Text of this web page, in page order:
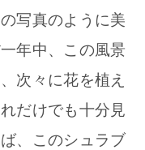
写真のように美
年中、この風景
次々に花を植え
だけでも十分見
、このシュラブ